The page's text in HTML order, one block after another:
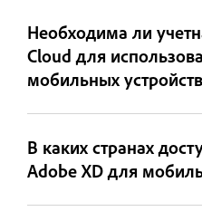
Необходима ли
Cloud для
мобильных
В каких странах
Adobe XD для